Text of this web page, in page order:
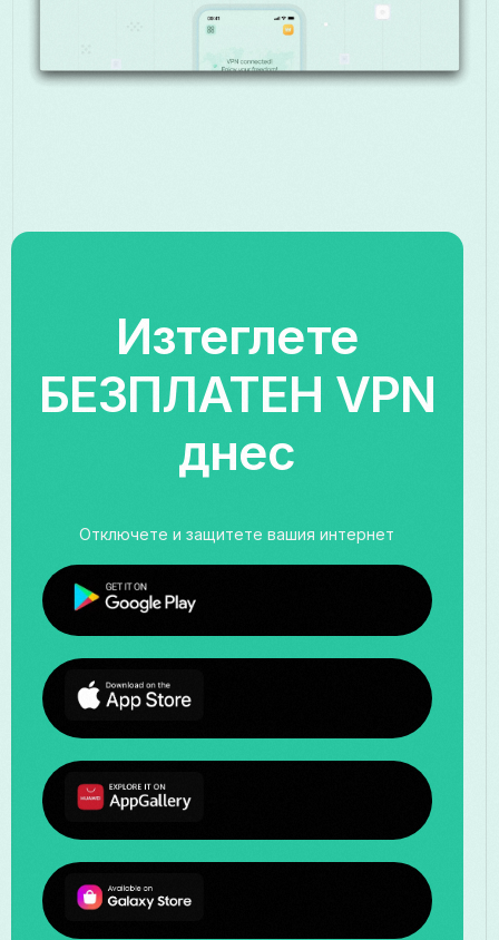
Изтеглете
БЕЗПЛАТЕН VPN
днес
Отключете и защитете вашия интернет